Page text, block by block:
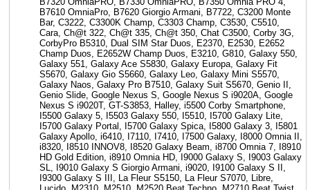
B7610 OmniaPro, B7620 Giorgio Armani, B7722, C3200 Monte
Bar, C3222, C3300K Champ, C3303 Champ, C3530, C5510,
Cara, Ch@t 322, Ch@t 335, Ch@t 350, Chat C3500, Corby 3G,
CorbyPro B5310, Dual SIM Star Duos, E2370, E2530, E2652
Champ Duos, E2652W Champ Duos, E3210, G810, Galaxy 550,
Galaxy 551, Galaxy Ace S5830, Galaxy Europa, Galaxy Fit
S5670, Galaxy Gio S5660, Galaxy Leo, Galaxy Mini S5570,
Galaxy Naos, Galaxy Pro B7510, Galaxy Suit S5670, Genio II,
Genio Slide, Google Nexus S, Google Nexus S i9020A, Google
Nexus S i9020T, GT-S3853, Halley, i5500 Corby Smartphone,
I5500 Galaxy 5, I5503 Galaxy 550, I5510, I5700 Galaxy Lite,
I5700 Galaxy Portal, I5700 Galaxy Spica, I5800 Galaxy 3, I5801
Galaxy Apollo, i6410, I7110, I7410, I7500 Galaxy, I8000 Omnia II,
i8320, I8510 INNOV8, I8520 Galaxy Beam, i8700 Omnia 7, I8910
HD Gold Edition, i8910 Omnia HD, I9000 Galaxy S, I9003 Galaxy
SL, I9010 Galaxy S Giorgio Armani, i9020, I9100 Galaxy S II,
I9300 Galaxy S III, La Fleur S5150, La Fleur S7070, Libre,